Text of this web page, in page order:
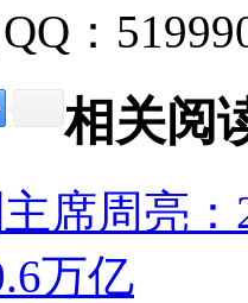
：
相关阅
席周亮
万亿